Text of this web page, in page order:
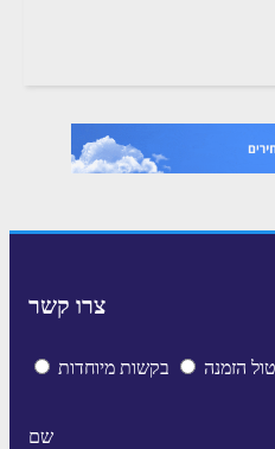
צרו קשר
הזמנה בקשות מיוחדות
שם